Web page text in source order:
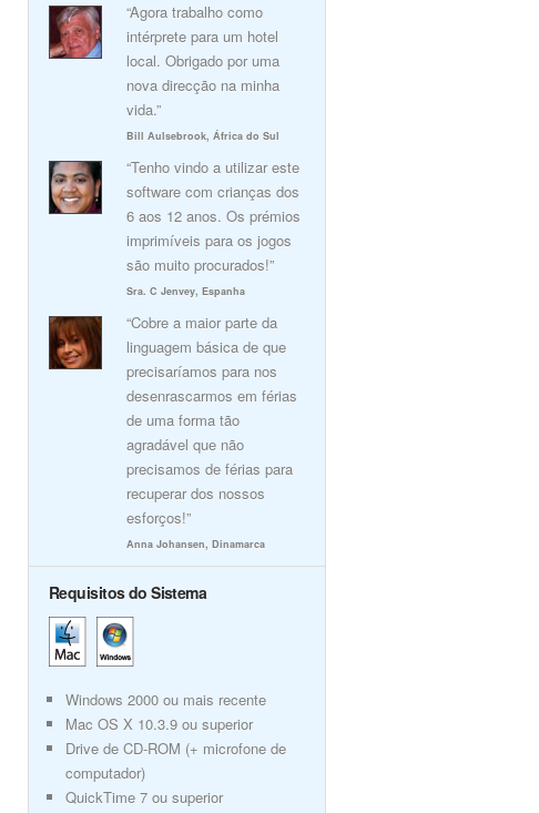
“Agora trabalho como
intérprete para um hotel
local. Obrigado por uma
nova direcção na minha
vida.”
Bill Aulsebrook, África do Sul
“Tenho vindo a utilizar este
software com crianças dos
6 aos 12 anos. Os prémios
imprimíveis para os jogos
são muito procurados!”
Sra. C Jenvey, Espanha
“Cobre a maior parte da
linguagem básica de que
precisaríamos para nos
desenrascarmos em férias
de uma forma tão
agradável que não
precisamos de férias para
recuperar dos nossos
esforços!”
Anna Johansen, Dinamarca
Requisitos do Sistema
Windows 2000 ou mais recente
Mac OS X 10.3.9 ou superior
Drive de CD-ROM (+ microfone de
computador)
QuickTime 7 ou superior